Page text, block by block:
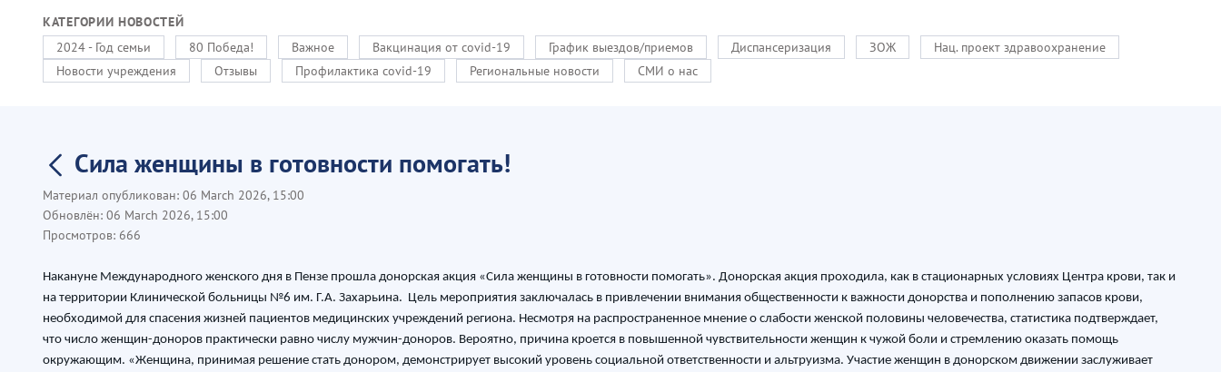
КАТЕГОРИИ НОВОСТЕЙ
2024 - Год семьи
80 Победа! Важное Вакцинация от covid-19 График выездов/приемов Диспансеризация ЗОЖ
Нац. проект здравоохранение
Новости учреждения
Отзывы Профилактика covid-19 Региональные новости СМИ о нас
Сила женщины в готовности помогать!
Материал опубликован: 06 March 2026, 15:00
Обновлён: 06 March 2026, 15:00
Просмотров: 666
Накануне Международного женского дня в Пензе прошла донорская акция «Сила женщины в готовности помогать». Донорская акция проходила, как в стационарных условиях Центра крови, так и
на территории Клинической больницы №6 им. Г.А. Захарьина. Цель мероприятия заключалась в привлечении внимания общественности к важности донорства и пополнению запасов крови,
необходимой для спасения жизней пациентов медицинских учреждений региона. Несмотря на распространенное мнение о слабости женской половины человечества, статистика подтверждает,
что число женщин-доноров практически равно числу мужчин-доноров. Вероятно, причина кроется в повышенной чувствительности женщин к чужой боли и стремлению оказать помощь
окружающим. «Женщина, принимая решение стать донором, демонстрирует высокий уровень социальной ответственности и альтруизма. Участие женщин в донорском движении заслуживает